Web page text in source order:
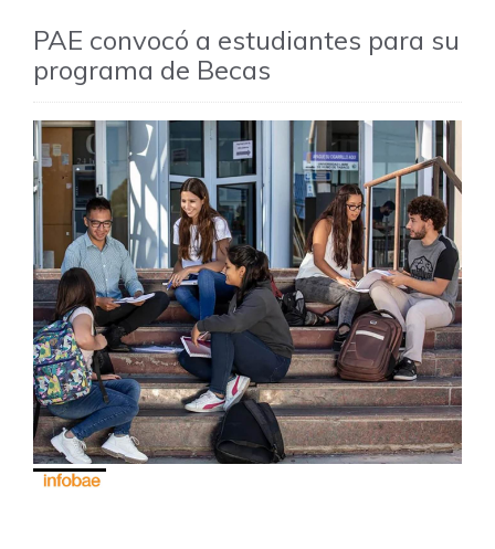
PAE convocó a estudiantes para su
programa de Becas